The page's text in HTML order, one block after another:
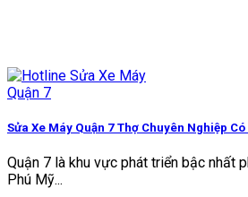
Sửa Xe Máy Quận 7 Thợ Chuyên Nghiệp
Quận 7 là khu vực phát triển bậc nhất
Phú Mỹ...